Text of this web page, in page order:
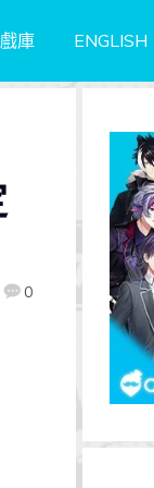
庫 ENGLISH
0